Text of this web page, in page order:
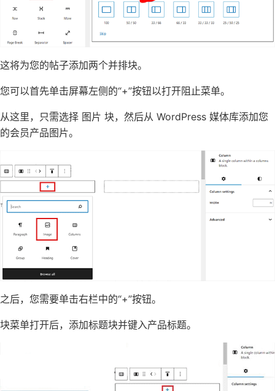
这将为您的帖子添加两个并排块。
您可以首先单击屏幕左侧的“+”按钮以打开阻止菜单。
从这里，只需选择 图片 块，然后从 WordPress 媒体库添加您
的会员产品图片。
之后，您需要单击右栏中的“+”按钮。
块菜单打开后，添加标题块并键入产品标题。